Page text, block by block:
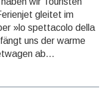
gleitet im
»lo spettacolo della
uns der war­me
ab...